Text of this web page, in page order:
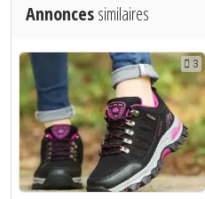
Annoncessimilaires
3